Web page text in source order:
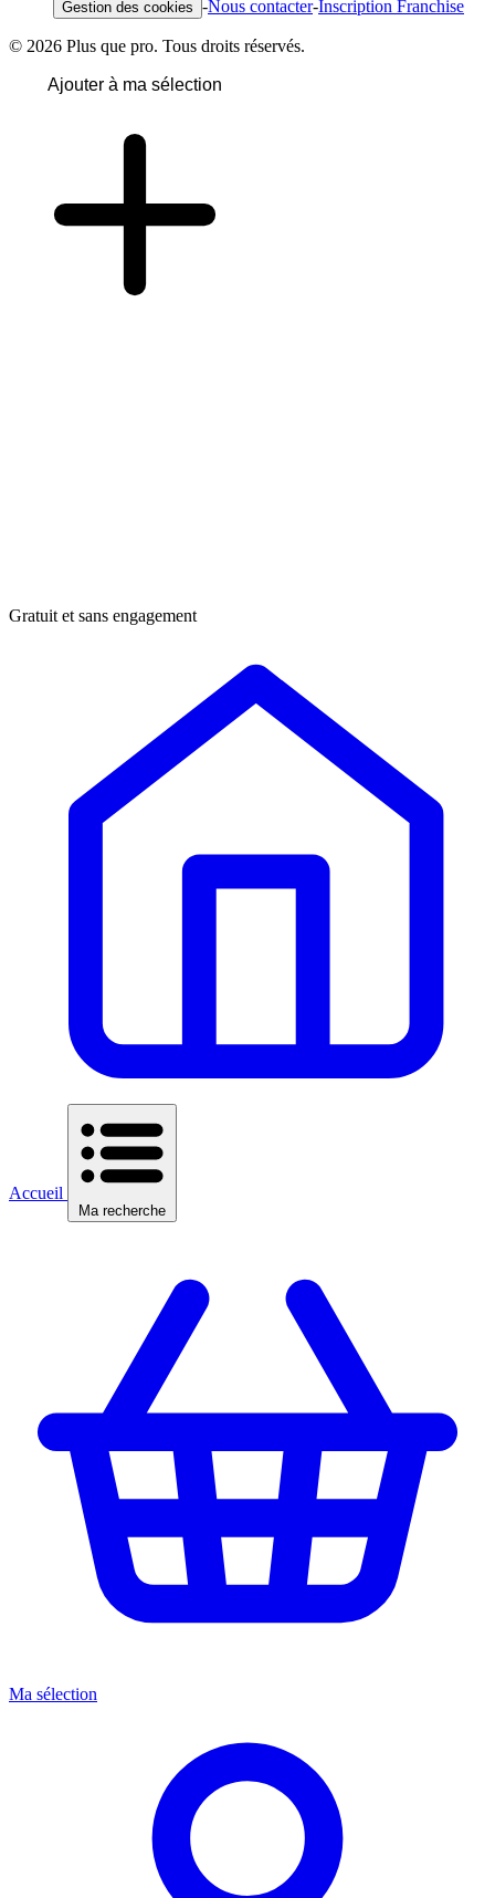
Gestion des cookies -Nous contacter-Inscription Franchise
© 2026 Plus que pro. Tous droits réservés.
Ajouter à ma sélection
Gratuit et sans engagement
Accueil
Ma recherche
Ma sélection